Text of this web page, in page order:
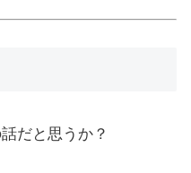
だと思うか？